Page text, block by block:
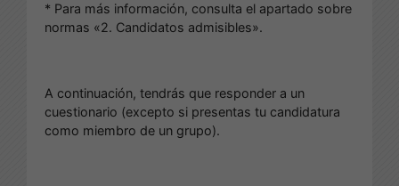
* Para más información, consulta el apartado sobre
normas «2. Candidatos admisibles».
A continuación, tendrás que responder a un
cuestionario (excepto si presentas tu candidatura
como miembro de un grupo).